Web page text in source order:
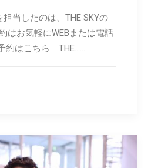
当したのは、THE SKYの
はお気軽にWEBまたは電話
約はこちら THE……